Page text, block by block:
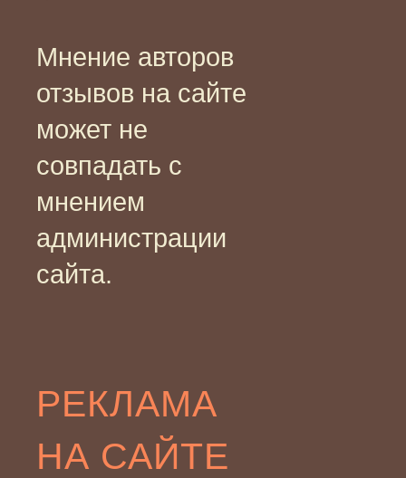
Мнение авторов
отзывов на сайте
может не
совпадать с
мнением
администрации
сайта.
РЕКЛАМА
НА САЙТЕ